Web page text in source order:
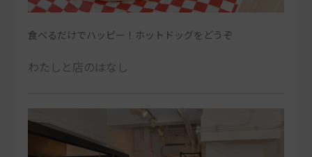
食べるだけでハッピー！ホットドッグをどうぞ
わたしと店のはなし